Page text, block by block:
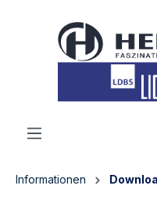
Informationen